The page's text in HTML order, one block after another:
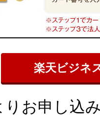
楽天ビジネ
りお申し込